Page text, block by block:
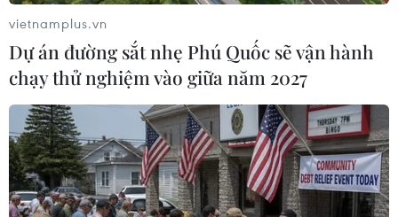
vietnamplus.vn
Dự án đường sắt nhẹ Phú Quốc sẽ vận hành
chạy thử nghiệm vào giữa năm 2027